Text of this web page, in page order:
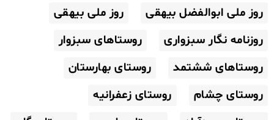
روز ملی ابوالفضل بیهقی
روز ملی بیهقی
روزنامه نگار سبزواری
روستاهای سبزوار
روستاهای ششتمد
روستای بهارستان
روستای چشام
روستای زعفرانیه